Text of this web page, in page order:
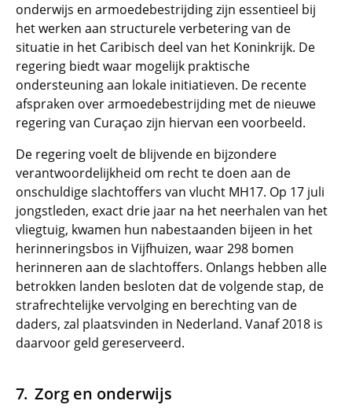
onderwijs en armoedebestrijding zijn essentieel bij
het werken aan structurele verbetering van de
situatie in het Caribisch deel van het Koninkrijk. De
regering biedt waar mogelijk praktische
ondersteuning aan lokale initiatieven. De recente
afspraken over armoedebestrijding met de nieuwe
regering van Curaçao zijn hiervan een voorbeeld.
De regering voelt de blijvende en bijzondere
verantwoordelijkheid om recht te doen aan de
onschuldige slachtoffers van vlucht MH17. Op 17 juli
jongstleden, exact drie jaar na het neerhalen van het
vliegtuig, kwamen hun nabestaanden bijeen in het
herinneringsbos in Vijfhuizen, waar 298 bomen
herinneren aan de slachtoffers. Onlangs hebben alle
betrokken landen besloten dat de volgende stap, de
strafrechtelijke vervolging en berechting van de
daders, zal plaatsvinden in Nederland. Vanaf 2018 is
daarvoor geld gereserveerd.
Zorg en onderwijs